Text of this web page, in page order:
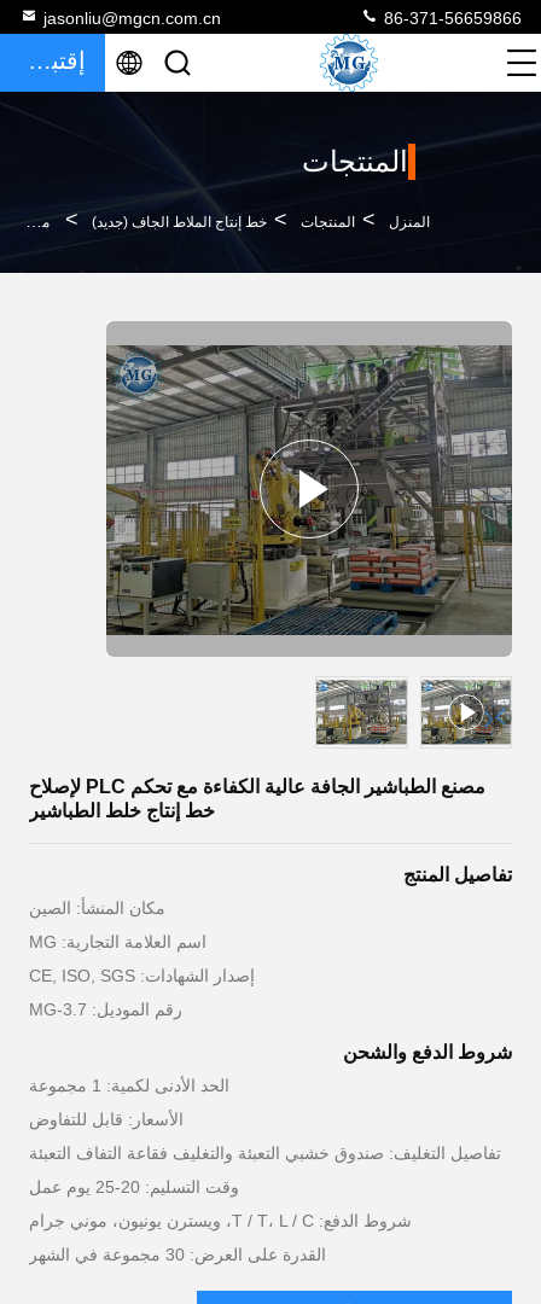
jasonliu@mgcn.com.cn 86-371-56659866
إقتباس
المنتجات
المنزل > المنتجات > خط إنتاج الملاط الجاف (جديد) > مصنع الطباشير الجافة عالية الكفاءة مع تحكم PLC لإصلاح خط إنتاج خلط الطباشير
مصنع الطباشير الجافة عالية الكفاءة مع تحكم PLC لإصلاح
خط إنتاج خلط الطباشير
تفاصيل المنتج
مكان المنشأ: الصين
اسم العلامة التجارية: MG
إصدار الشهادات: CE, ISO, SGS
رقم الموديل: MG-3.7
شروط الدفع والشحن
الحد الأدنى لكمية: 1 مجموعة
الأسعار: قابل للتفاوض
تفاصيل التغليف: صندوق خشبي التعبئة والتغليف فقاعة التفاف التعبئة
وقت التسليم: 20-25 يوم عمل
شروط الدفع: T / T، L / C، ويسترن يونيون، موني جرام
القدرة على العرض: 30 مجموعة في الشهر